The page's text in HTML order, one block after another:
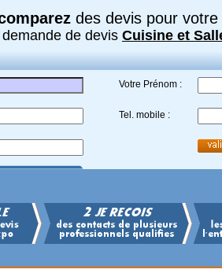
des devis pour votre
de devis Cuisine et
Votre Prénom :
Tel. mobile :